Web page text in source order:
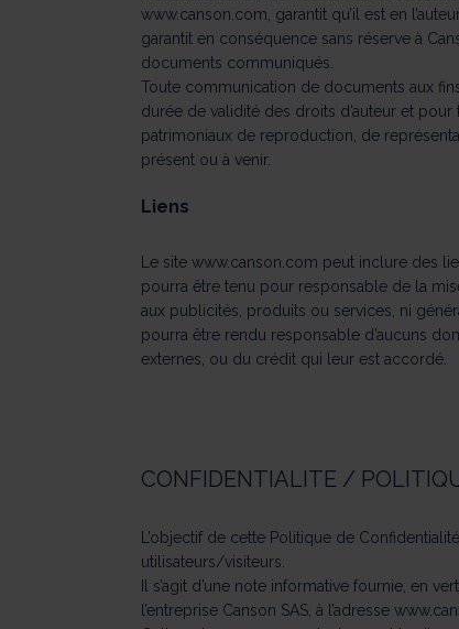
www.canson.com , garantit qu’il est en
garantit en conséquence sans réserve à
documents communiqués.
Toute communication de documents aux
durée de validité des droits d’auteur et
patrimoniaux de reproduction, de
présent ou à venir.
Liens
Le site www.canson.com peut inclure des
pourra être tenu pour responsable de la
aux publicités, produits ou services, ni
pourra être rendu responsable d’aucuns
externes, ou du crédit qui leur est accordé.
CONFIDENTIALITE /
L’objectif de cette Politique de
utilisateurs/visiteurs.
Il s’agit d’une note informative fournie, en
l’entreprise Canson SAS, à l’adresse